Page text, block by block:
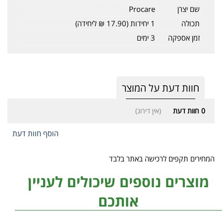
שם יצרן
Procare
תכולה
1 יחידות (17.90 ₪ ליחידה)
זמן אספקה
3 ימים
חוות דעת על המוצר
0 חוות דעת (אין דירוג)
הוסף חוות דעת
המחירים תקפים לרכישה באתר בלבד
מוצרים נוספים שיכולים לעניין
אותכם